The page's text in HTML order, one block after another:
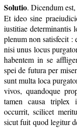
Solutio. Dicendum
Et ideo sine
iustitiae determinantis
plenum non satisfecit :
nisi unus locus
habentem in se
spei de futura per
sunt multa loca
vivos, quandoque
tamen causa triplex
occurrit, scilicet
sicut fuit quod legitur